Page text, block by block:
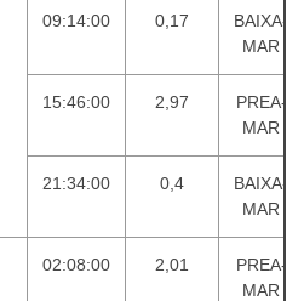
09:14:00 0,17
BAIXA-
MAR
15:46:00 2,97
PREA-
MAR
21:34:00 0,4
BAIXA-
MAR
02:08:00 2,01
PREA-
MAR